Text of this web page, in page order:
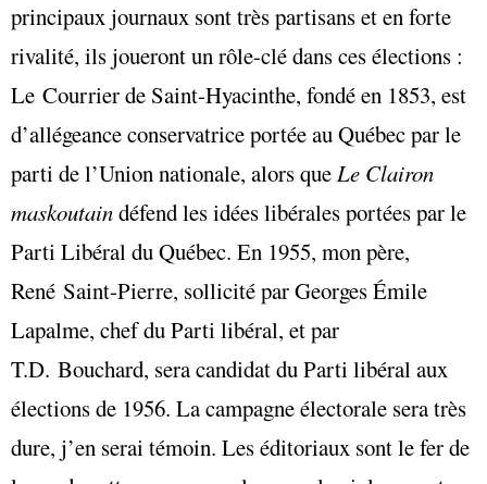
principaux journaux sont très partisans et en forte
rivalité, ils joueront un rôle-clé dans ces élections :
Le Courrier de Saint-Hyacinthe, fondé en 1853, est
d’allégeance conservatrice portée au Québec par le
parti de l’Union nationale, alors queLe Clairon
maskoutaindéfend les idées libérales portées par le
Parti Libéral du Québec. En 1955, mon père,
René Saint-Pierre, sollicité par Georges Émile
Lapalme, chef du Parti libéral, et par
T.D. Bouchard, sera candidat du Parti libéral aux
élections de 1956. La campagne électorale sera très
dure, j’en serai témoin. Les éditoriaux sont le fer de